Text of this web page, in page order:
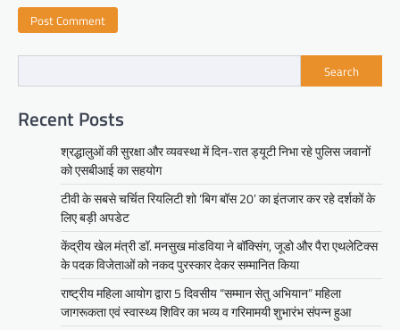
Search
Recent Posts
श्रद्धालुओं की सुरक्षा और व्यवस्था में दिन-रात ड्यूटी निभा रहे पुलिस जवानों
को एसबीआई का सहयोग
टीवी के सबसे चर्चित रियलिटी शो ‘बिग बॉस 20’ का इंतजार कर रहे दर्शकों के
लिए बड़ी अपडेट
केंद्रीय खेल मंत्री डॉ. मनसुख मांडविया ने बॉक्सिंग, जूडो और पैरा एथलेटिक्स
के पदक विजेताओं को नकद पुरस्कार देकर सम्मानित किया
राष्ट्रीय महिला आयोग द्वारा 5 दिवसीय “सम्मान सेतु अभियान” महिला
जागरूकता एवं स्वास्थ्य शिविर का भव्य व गरिमामयी शुभारंभ संपन्न हुआ